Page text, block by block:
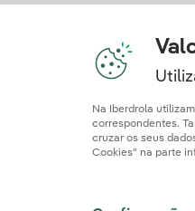
Na Iberdrola
correspondentes.
cruzar os seus
Cookies" na parte